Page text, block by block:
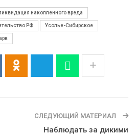
накопленного вреда
РФ Усолье-Сибирское
СЛЕДУЮЩИЙ МАТЕРИАЛ
Наблюдать за дикими